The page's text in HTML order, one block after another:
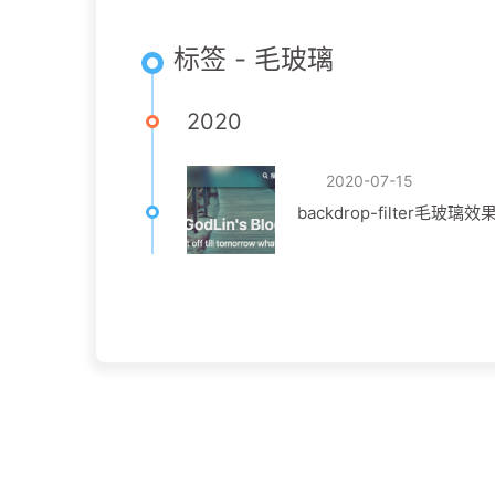
标签 - 毛玻璃
2020
2020-07-15
backdrop-filter毛玻璃效